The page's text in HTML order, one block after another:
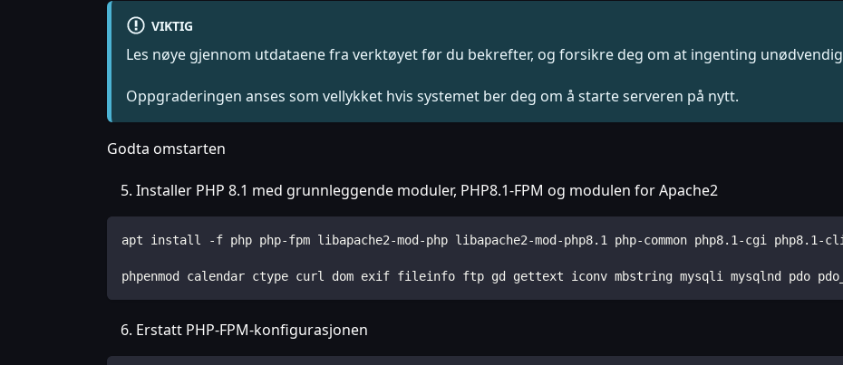
VIKTIG
Les nøye gjennom utdataene fra verktøyet før du bekrefter, og forsikre deg om at ingenting
Oppgraderingen anses som vellykket hvis systemet ber deg om å starte serveren på nytt.
Godta omstarten
Installer PHP 8.1 med grunnleggende moduler, PHP8.1-FPM og modulen for Apache2
apt install -f php php-fpm libapache2-mod-php libapache2-mod-php8.1 php-common php8.1-cgi php8.1-
phpenmod calendar ctype curl dom exif fileinfo ftp gd gettext iconv mbstring mysqli mysqlnd pdo
Erstatt PHP-FPM-konfigurasjonen